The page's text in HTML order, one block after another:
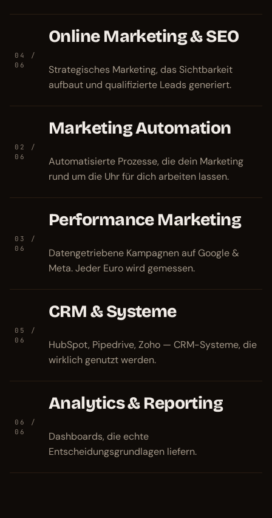
04 /
06
Online Marketing & SEO
Strategisches Marketing, das Sichtbarkeit
aufbaut und qualifizierte Leads generiert.
02 /
06
Marketing Automation
Automatisierte Prozesse, die dein Marketing
rund um die Uhr für dich arbeiten lassen.
03 /
06
Performance Marketing
Datengetriebene Kampagnen auf Google &
Meta. Jeder Euro wird gemessen.
05 /
06
CRM & Systeme
HubSpot, Pipedrive, Zoho — CRM-Systeme, die
wirklich genutzt werden.
06 /
06
Analytics & Reporting
Dashboards, die echte
Entscheidungsgrundlagen liefern.